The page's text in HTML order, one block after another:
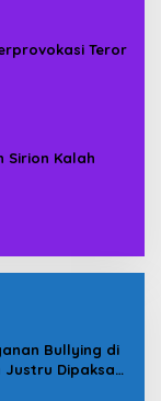
Teror
Sirion Kalah
Bullying di
Justru Dipaksa